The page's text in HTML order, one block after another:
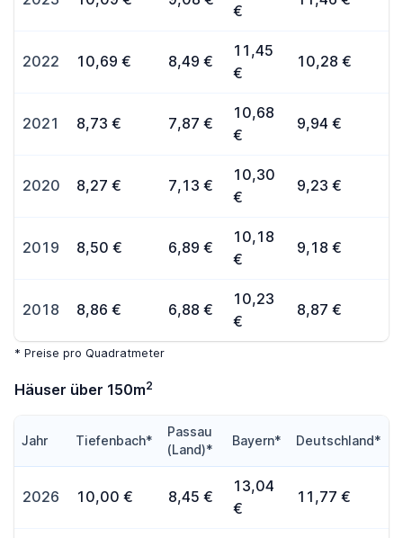
€
2022 10,69 € 8,49 €
11,45
€
10,28 €
2021 8,73 € 7,87 €
10,68
€
9,94 €
2020 8,27 € 7,13 €
10,30
€
9,23 €
2019 8,50 € 6,89 €
10,18
€
9,18 €
2018 8,86 € 6,88 €
10,23
€
8,87 €
* Preise pro Quadratmeter
Häuser über 150m2
Jahr Tiefenbach*
Passau
(Land)*
Bayern* Deutschland*
2026 10,00 € 8,45 €
13,04
€
11,77 €